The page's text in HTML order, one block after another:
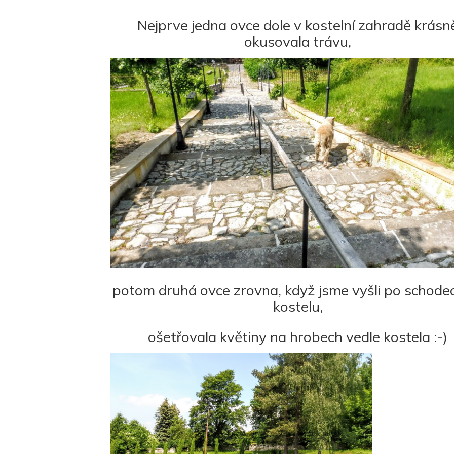
Nejprve jedna ovce dole v kostelní zahradě
okusovala trávu,
potom druhá ovce zrovna, když jsme vyšli po
kostelu,
ošetřovala květiny na hrobech vedle kostela :-)